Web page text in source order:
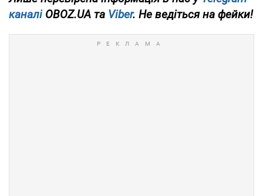
каналіOBOZ.UA та Viber. Не ведіться на фейки!